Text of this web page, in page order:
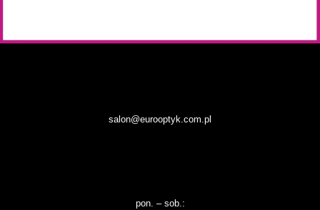
salon@eurooptyk.com.pl
pon. – sob.: